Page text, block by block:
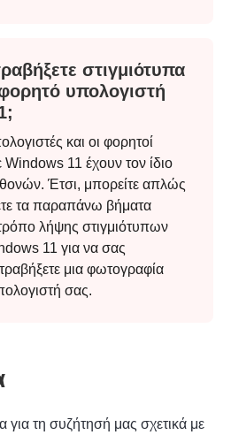
στιγμιότυπα
υπολογιστή
και οι φορητοί
Windows 11 έχουν τον ίδιο
Έτσι, μπορείτε απλώς
τα παραπάνω βήματα
λήψης στιγμιότυπων
11 για να σας
μια φωτογραφία
σας.
για τη συζήτησή μας σχετικά με